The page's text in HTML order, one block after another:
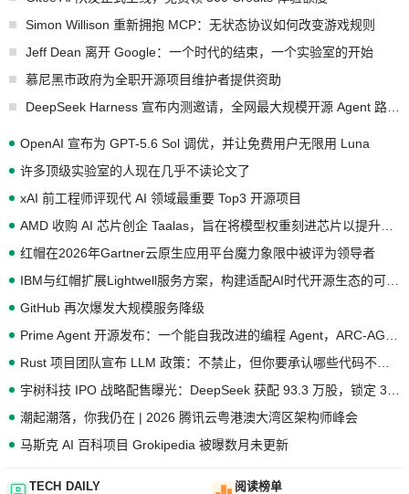
Simon Willison 重新拥抱 MCP：无状态协议如何改变游戏规则
Jeff Dean 离开 Google：一个时代的结束，一个实验室的开始
慕尼黑市政府为全职开源项目维护者提供资助
OpenAI 宣布为 GPT-5.6 Sol 调优，并让免费用户无限用 Luna
许多顶级实验室的人现在几乎不读论文了
xAI 前工程师评现代 AI 领域最重要 Top3 开源项目
红帽在2026年Gartner云原生应用平台魔力象限中被评为领导者
GitHub 再次爆发大规模服务降级
潮起潮落，你我仍在 | 2026 腾讯云粤港澳大湾区架构师峰会
马斯克 AI 百科项目 Grokipedia 被曝数月未更新
TECH DAILY 阅读榜单